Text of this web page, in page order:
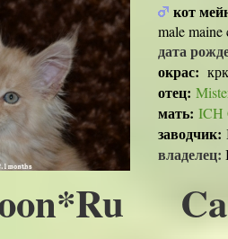
кот
male maine
дата
окрас:
отец:
мать: ICH
заводчик:
владелец: